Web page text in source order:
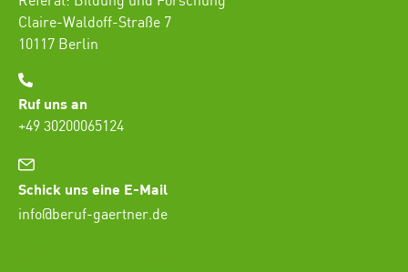
Claire-Waldoff-Straße 7
10117 Berlin
Ruf uns an
+49 30200065124
Schick uns eine E-Mail
info@beruf-gaertner.de